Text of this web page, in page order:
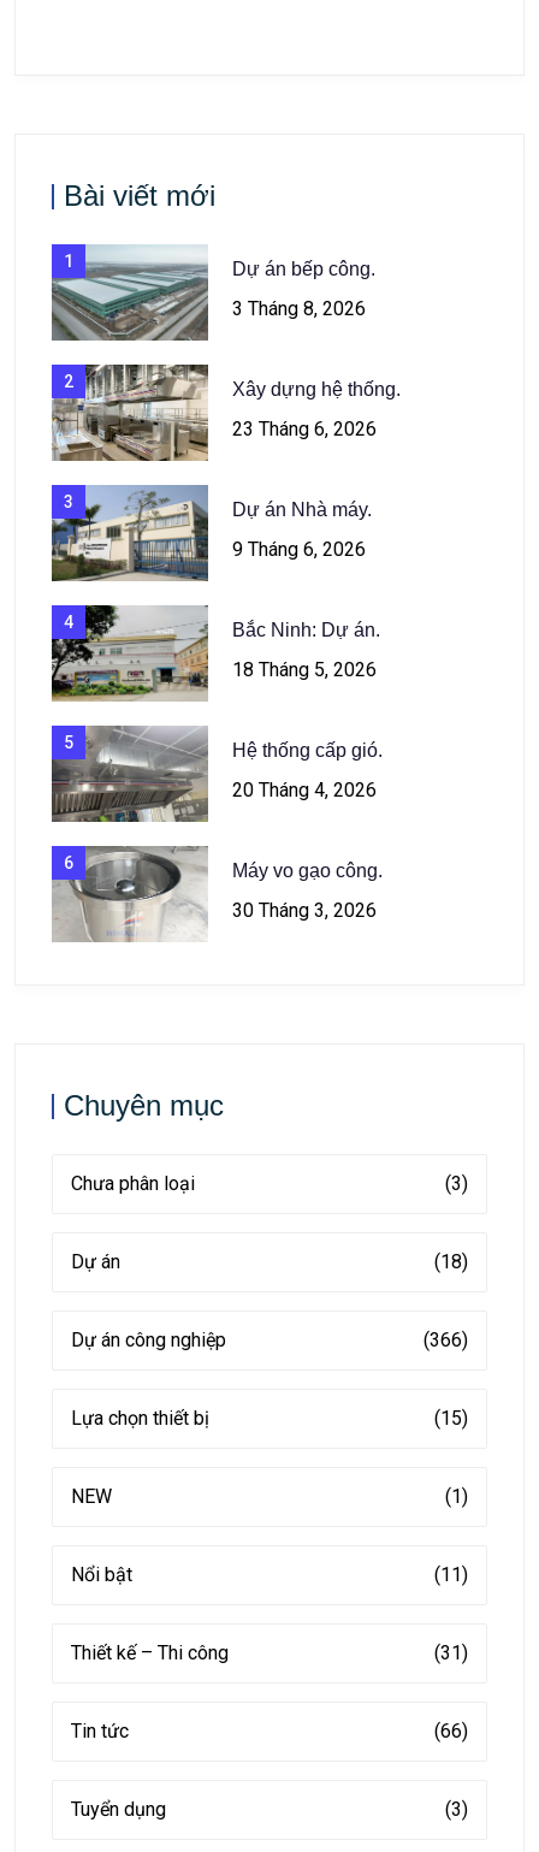
Bài viết mới
1 Dự án bếp công.
3 Tháng 8, 2026
2 Xây dựng hệ thống.
23 Tháng 6, 2026
3 Dự án Nhà máy.
9 Tháng 6, 2026
4 Bắc Ninh: Dự án.
18 Tháng 5, 2026
5 Hệ thống cấp gió.
20 Tháng 4, 2026
6 Máy vo gạo công.
30 Tháng 3, 2026
Chuyên mục
Chưa phân loại (3)
Dự án (18)
Dự án công nghiệp (366)
Lựa chọn thiết bị (15)
NEW (1)
Nổi bật (11)
Thiết kế – Thi công (31)
Tin tức (66)
Tuyển dụng (3)